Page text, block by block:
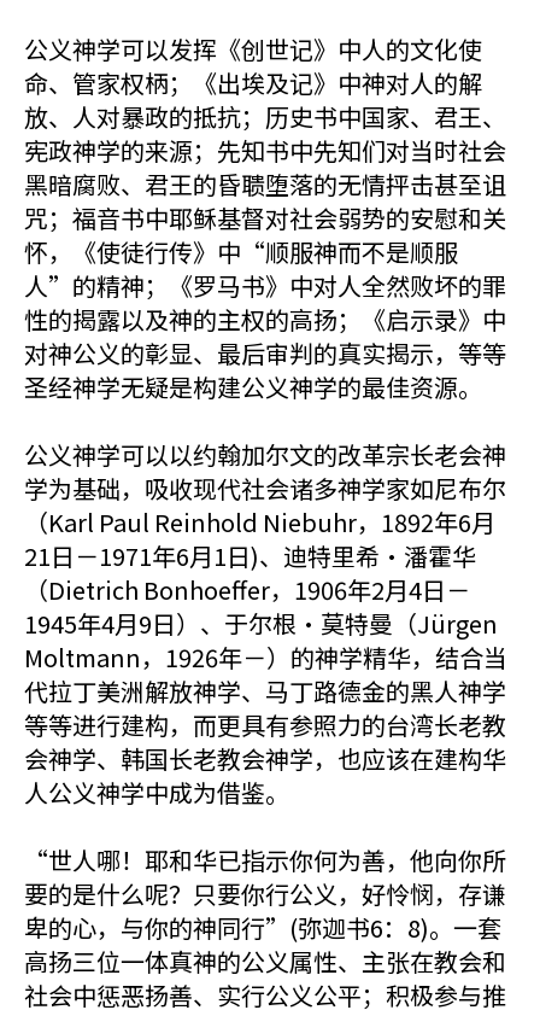
公义神学可以发挥《创世记》中人的文化使
命、管家权柄；《出埃及记》中神对人的解
放、人对暴政的抵抗；历史书中国家、君王、
宪政神学的来源；先知书中先知们对当时社会
黑暗腐败、君王的昏聩堕落的无情抨击甚至诅
咒；福音书中耶稣基督对社会弱势的安慰和关
怀，《使徒行传》中“顺服神而不是顺服
人”的精神；《罗马书》中对人全然败坏的罪
性的揭露以及神的主权的高扬；《启示录》中
对神公义的彰显、最后审判的真实揭示，等等
圣经神学无疑是构建公义神学的最佳资源。
公义神学可以以约翰加尔文的改革宗长老会神
学为基础，吸收现代社会诸多神学家如尼布尔
（Karl Paul Reinhold Niebuhr，1892年6月
21日－1971年6月1日)、迪特里希•潘霍华
（Dietrich Bonhoeffer，1906年2月4日－
1945年4月9日）、于尔根•莫特曼（Jürgen
Moltmann，1926年－）的神学精华，结合当
代拉丁美洲解放神学、马丁路德金的黑人神学
等等进行建构，而更具有参照力的台湾长老教
会神学、韩国长老教会神学，也应该在建构华
人公义神学中成为借鉴。
“世人哪！耶和华已指示你何为善，他向你所
要的是什么呢？只要你行公义，好怜悯，存谦
卑的心，与你的神同行”(弥迦书6：8)。一套
高扬三位一体真神的公义属性、主张在教会和
社会中惩恶扬善、实行公义公平；积极参与推